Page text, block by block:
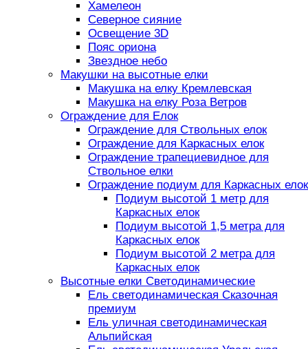
Хамелеон
Северное сияние
Освещение 3D
Пояс ориона
Звездное небо
Макушки на высотные елки
Макушка на елку Кремлевская
Макушка на елку Роза Ветров
Ограждение для Елок
Ограждение для Ствольных елок
Ограждение для Каркасных елок
Ограждение трапециевидное для
Ствольное елки
Ограждение подиум для Каркасных елок
Подиум высотой 1 метр для
Каркасных елок
Подиум высотой 1,5 метра для
Каркасных елок
Подиум высотой 2 метра для
Каркасных елок
Высотные елки Светодинамические
Ель светодинамическая Сказочная
премиум
Ель уличная светодинамическая
Альпийская